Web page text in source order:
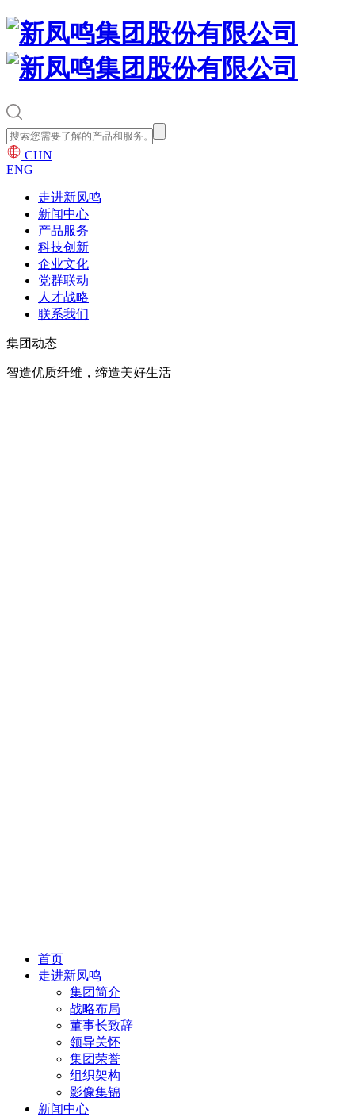
CHN
ENG
走进新凤鸣
新闻中心
产品服务
科技创新
企业文化
党群联动
人才战略
联系我们
集团动态
智造优质纤维，缔造美好生活
首页
走进新凤鸣
集团简介
战略布局
董事长致辞
领导关怀
集团荣誉
组织架构
影像集锦
新闻中心